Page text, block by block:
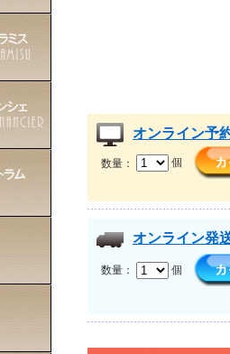
オンライン予
数量： 個
オンライン発
数量： 個